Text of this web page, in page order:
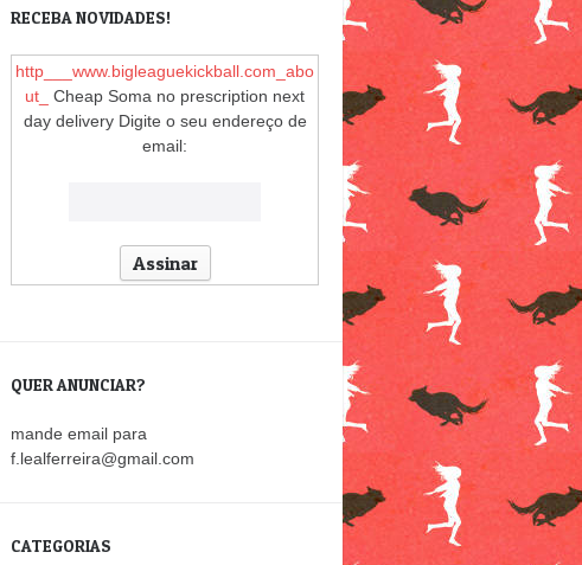
RECEBA NOVIDADES!
http___www.bigleaguekickball.com_abo
ut_
Cheap Soma no prescription next
day delivery Digite o seu endereço de
email:
QUER ANUNCIAR?
mande email para
f.lealferreira@gmail.com
CATEGORIAS